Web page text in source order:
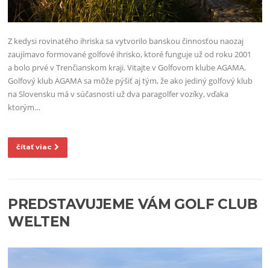
Z kedysi rovinatého ihriska sa vytvorilo banskou činnosťou naozaj
zaujímavo formované golfové ihrisko, ktoré funguje už od roku 2001
a bolo prvé v Trenčianskom kraji. Vitajte v Golfovom klube AGAMA.
Golfový klub AGAMA sa môže pýšiť aj tým, že ako jediný golfový klub
na Slovensku má v súčasnosti už dva paragolfer vozíky, vďaka
ktorým…
čítať viac
PREDSTAVUJEME VÁM GOLF CLUB
WELTEN